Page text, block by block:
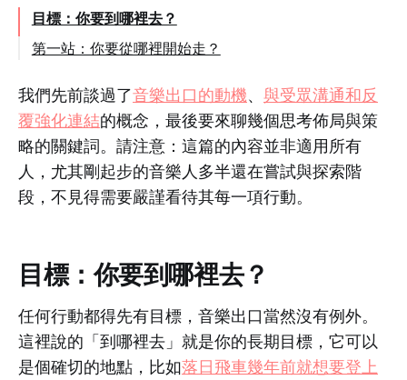
目標：你要到哪裡去？
第一站：你要從哪裡開始走？
我們先前談過了音樂出口的動機、 與受眾溝通和反
覆強化連結的概念，最後要來聊幾個思考佈局與策
略的關鍵詞。請注意：這篇的內容並非適用所有
人，尤其剛起步的音樂人多半還在嘗試與探索階
段，不見得需要嚴謹看待其每一項行動。
目標：你要到哪裡去？
任何行動都得先有目標，音樂出口當然沒有例外。
這裡說的「到哪裡去」就是你的長期目標，它可以
是個確切的地點，比如落日飛車幾年前就想要登上